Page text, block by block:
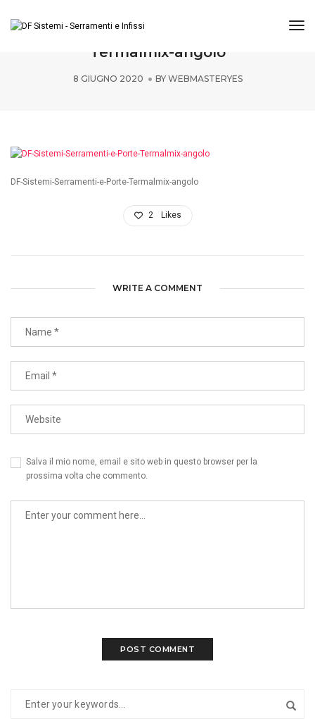
DF-Sistemi-Serramenti-e-Porte-
Termalmix-angolo
8 GIUGNO 2020 BY WEBMASTERYES
DF-Sistemi-Serramenti-e-Porte-Termalmix-angolo
2 Likes
WRITE A COMMENT
Salva il mio nome, email e sito web in questo browser per la
prossima volta che commento.